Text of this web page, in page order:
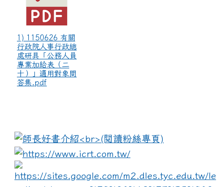
1) 1150626 有關
行政院人事行政總
處研具「公務人員
專業加給表（二
十）」適用對象問
答集.pdf
link to https://